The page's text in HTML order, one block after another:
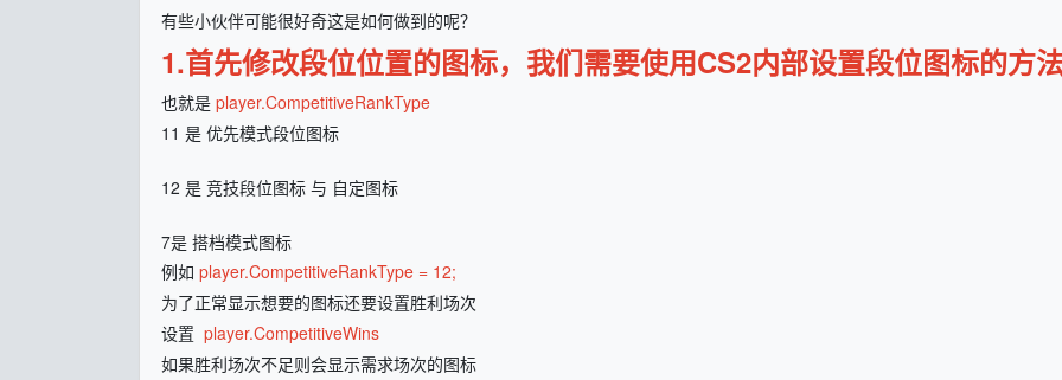
有些小伙伴可能很好奇这是如何做到的呢？
1.首先修改段位位置的图标，我们需要使用CS2内部设置段位图标的方
也就是 player.CompetitiveRankType
11 是 优先模式段位图标
12 是 竞技段位图标 与 自定图标
7是 搭档模式图标
例如 player.CompetitiveRankType = 12;
为了正常显示想要的图标还要设置胜利场次
设置 player.CompetitiveWins
如果胜利场次不足则会显示需求场次的图标